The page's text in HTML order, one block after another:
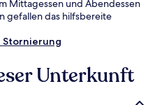
Mittagessen und Abendessen
gefallen das hilfsbereite
Stornierung
Unterkunft